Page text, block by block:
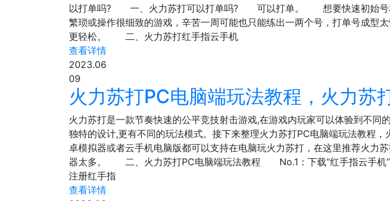
以打单吗? 一、火力苏打可以打单吗? 可以打单。 想要快速初始号和
繁琐或操作很细致的游戏，辛苦一周可能也只能练出一两个号，打单号成型
更轻松。 二、火力苏打红手指云手机
查看详情
2023.06
09
火力苏打PC电脑端玩法教程，火力苏
火力苏打是一款节奏快速的公平竞技射击游戏,在游戏内玩家可以体验到不
独特的设计,更有不同的玩法模式。接下来整理火力苏打PC电脑端玩
卓模拟器或者云手机电脑版都可以支持在电脑玩火力苏打，在这里推荐火力
器太多。 二、火力苏打PC电脑端玩法教程 No.1：下载“红手指云
注册红手指
查看详情